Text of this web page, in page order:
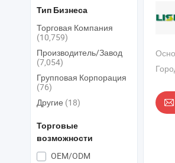
Тип Бизнеса
Торговая Компания
(10,759)
Производитель/Завод
(7,054)
Групповая Корпорация
(76)
Другие (18)
Торговые
возможности
OEM/ODM